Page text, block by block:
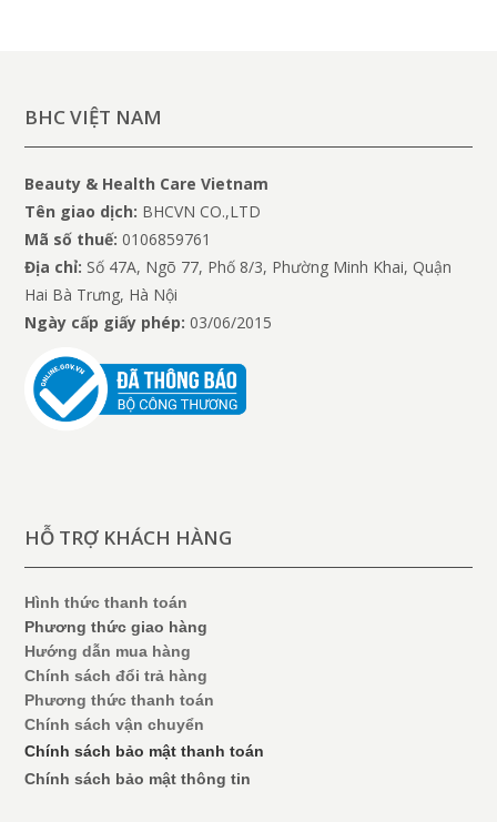
BHC VIỆT NAM
Beauty & Health Care Vietnam
Tên giao dịch: BHCVN CO.,LTD
Mã số thuế:0106859761
Địa chỉ: Số 47A, Ngõ 77, Phố 8/3, Phường Minh Khai, Quận
Hai Bà Trưng, Hà Nội
Ngày cấp giấy phép: 03/06/2015
HỖ TRỢ KHÁCH HÀNG
Hình thức thanh toán
Phương thức giao hàng
Hướng dẫn mua hàng
Chính sách đổi trả hàng
Phương thức thanh toán
Chính sách vận chuyển
Chính sách bảo mật thanh toán
Chính sách bảo mật thông tin